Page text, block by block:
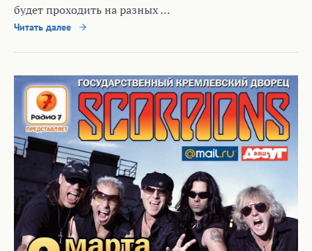
будет проходить на разных …
Читать далее